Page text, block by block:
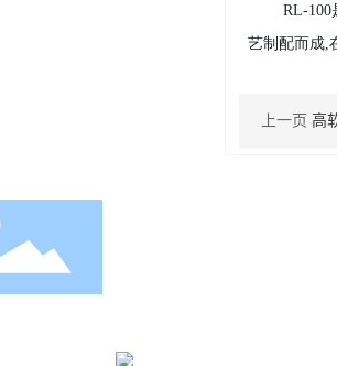
RL-
艺制配而成,
上一页 高